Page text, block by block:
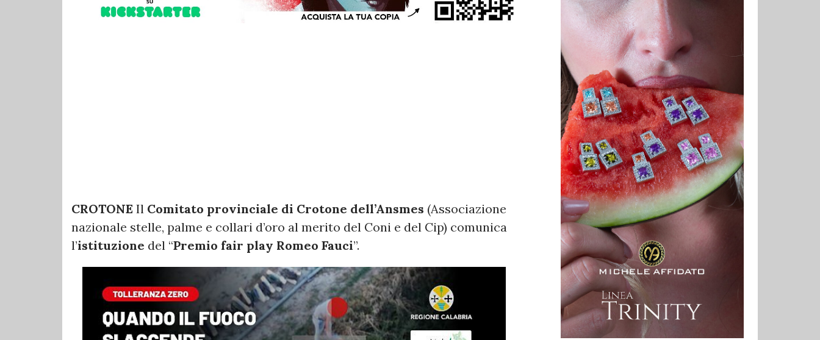
CROTONE Il Comitato provinciale di Crotone dell’Ansmes (Associazione
nazionale stelle, palme e collari d’oro al merito del Coni e del Cip) comunica
l’istituzione del “Premio fair play Romeo Fauci”.